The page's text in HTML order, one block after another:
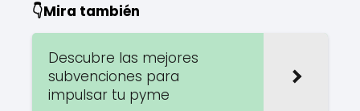
👇Mira también
Descubre las mejores
subvenciones para
impulsar tu pyme